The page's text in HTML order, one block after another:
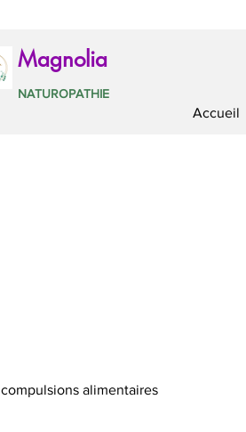
Magnolia
NATUROPATHIE
Accueil
compulsions alimentaires